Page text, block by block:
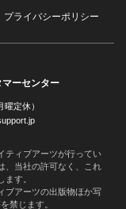
プライバシーポリシー
ーセンター
定休）
ティブアーツが行ってい
、当社の許可なく、これ
す。
ブアーツの出版物ほか写
禁じます。